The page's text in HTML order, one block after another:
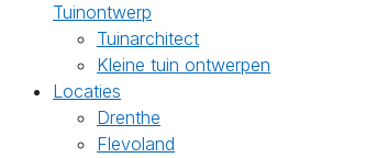
Tuinontwerp
Tuinarchitect
Kleine tuin ontwerpen
Locaties
Drenthe
Flevoland